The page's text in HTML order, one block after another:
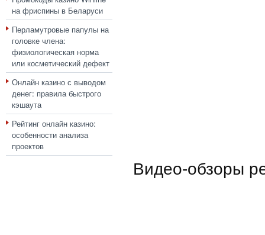
на фриспины в Беларуси
Перламутровые папулы на
головке члена:
физиологическая норма
или косметический дефект
Онлайн казино с выводом
денег: правила быстрого
кэшаута
Рейтинг онлайн казино:
особенности анализа
проектов
Видео-обзоры